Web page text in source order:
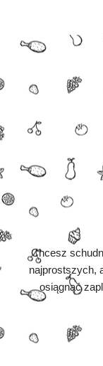
Chcesz
najprostszych,
osiągnąć